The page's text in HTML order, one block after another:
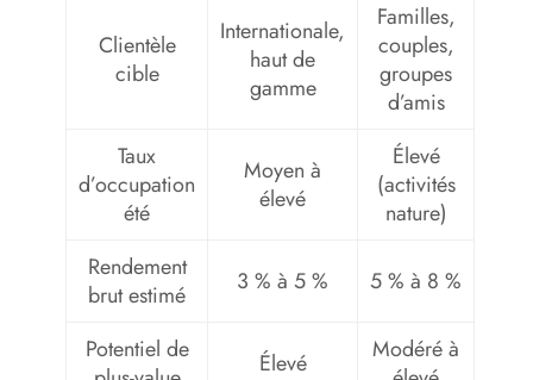
Clientèle
cible
Internationale,
haut de
gamme
Familles,
couples,
groupes
d’amis
Taux
d’occupation
été
Moyen à
élevé
Élevé
(activités
nature)
Rendement
brut estimé
3 % à 5 % 5 % à 8 %
Potentiel de
Élevé
Modéré à